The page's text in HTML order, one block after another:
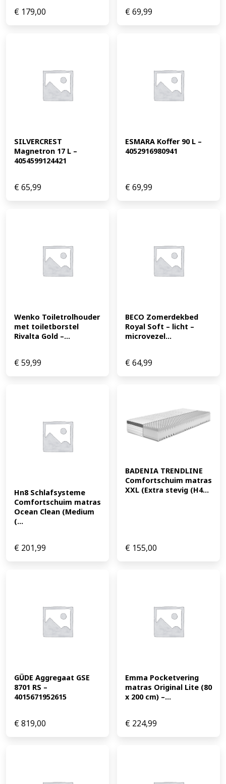
€ 179,00 €69,99
SILVERCREST
Magnetron 17 L –
4054599124421
€65,99
ESMARA Koffer 90 L –
4052916980941
€69,99
Wenko Toiletrolhouder
met toiletborstel
Rivalta Gold –...
€59,99
BECO Zomerdekbed
Royal Soft – licht –
microvezel...
€64,99
Hn8 Schlafsysteme
Comfortschuim matras
Ocean Clean (Medium
(...
€ 201,99
BADENIA TRENDLINE
Comfortschuim matras
XXL (Extra stevig (H4...
€ 155,00
GÜDE Aggregaat GSE
8701 RS –
4015671952615
€819,00
Emma Pocketvering
matras Original Lite (80
x 200 cm) –...
€ 224,99